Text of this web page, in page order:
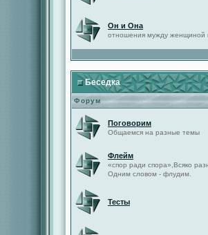
Он и Она
отношения мужду женщиной
Беседка
Форум
Поговорим
Общаемся на разные темы
Флейм
«спор ради спора»,Всяко
Одним словом - флудим.
Тесты